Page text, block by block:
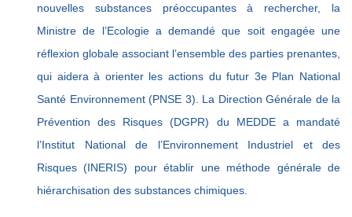
nouvelles substances préoccupantes à rechercher, la
Ministre de l’Ecologie a demandé que soit engagée une
réflexion globale associant l’ensemble des parties prenantes,
qui aidera à orienter les actions du futur 3e Plan National
Santé Environnement (PNSE 3). La Direction Générale de la
Prévention des Risques (DGPR) du MEDDE a mandaté
l’Institut National de l’Environnement Industriel et des
Risques (INERIS) pour établir une méthode générale de
hiérarchisation des substances chimiques.